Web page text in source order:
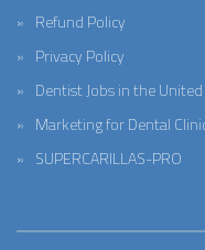
Refund Policy
Privacy Policy
Dentist Jobs in the
Marketing for Dental
SUPERCARILLAS-PRO